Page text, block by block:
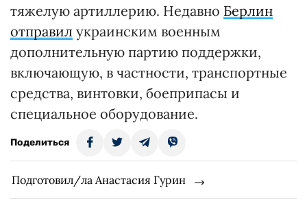
тяжелую артиллерию. Недавно Берлин
отправил украинским военным
дополнительную партию поддержки,
включающую, в частности, транспортные
средства, винтовки, боеприпасы и
специальное оборудование.
Поделиться
Подготовил/ла Анастасия Гурин